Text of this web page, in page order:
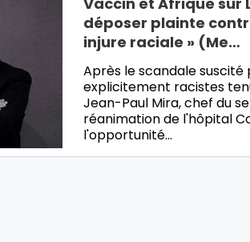
déposer plainte
injure raciale » (Me…
Après le scandale
explicitement racistes
Jean-Paul Mira, chef du
réanimation de l'hôpital
l'opportunité…